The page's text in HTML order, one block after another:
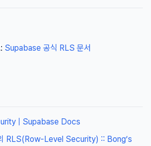
Supabase 공식 RLS 문서
| Supabase Docs
RLS(Row-Level Security) :: Bong’s